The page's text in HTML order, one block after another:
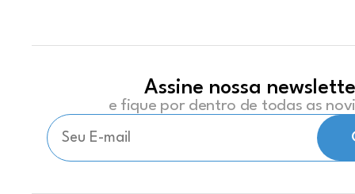
Assine nossa
e fique por dentro de todas as